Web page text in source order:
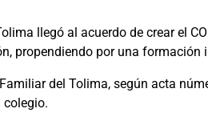
llegó al acuerdo de crear el
propendiendo por una
del Tolima, según acta
colegio.